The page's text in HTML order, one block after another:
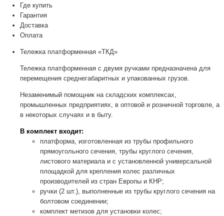
Где купить
Гарантия
Доставка
Оплата
Тележка платформенная «ТКД»
Тележка платформенная с двумя ручками предназначена для
перемещения среднегабаритных и упакованных грузов.
Незаменимый помощник на складских комплексах,
промышленных предприятиях, в оптовой и розничной торговле, а
в некоторых случаях и в быту.
В комплект входит:
платформа, изготовленная из трубы профильного
прямоугольного сечения, трубы круглого сечения,
листового материала и с установленной универсальной
площадкой для крепления колес различных
производителей из стран Европы и КНР;
ручки (2 шт.), выполненные из трубы круглого сечения на
болтовом соединении;
комплект метизов для установки колес;